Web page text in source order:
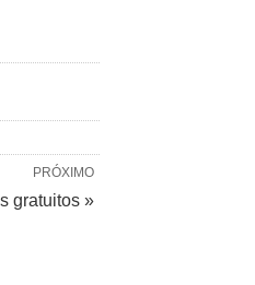
PRÓXIMO
gratuitos »